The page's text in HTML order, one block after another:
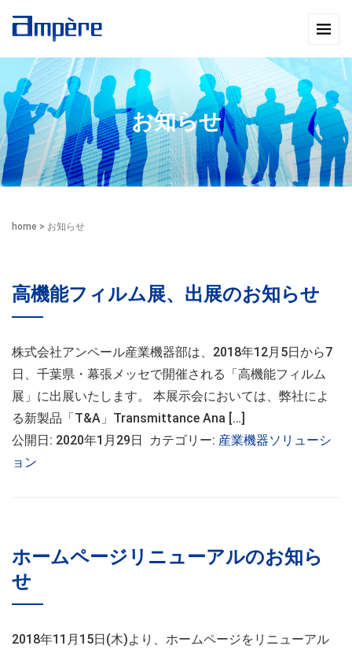
お知らせ
home > お知らせ
高機能フィルム展、出展のお知らせ
株式会社アンペール産業機器部は、2018年12月5日から7
日、千葉県・幕張メッセで開催される「高機能フィルム
展」に出展いたします。 本展示会においては、弊社によ
る新製品「T&A」Transmittance Ana […]
公開日: 2020年1月29日 カテゴリー: 産業機器ソリューシ
ョン
ホームページリニューアルのお知ら
せ
2018年11月15日(木)より、ホームページをリニューアル